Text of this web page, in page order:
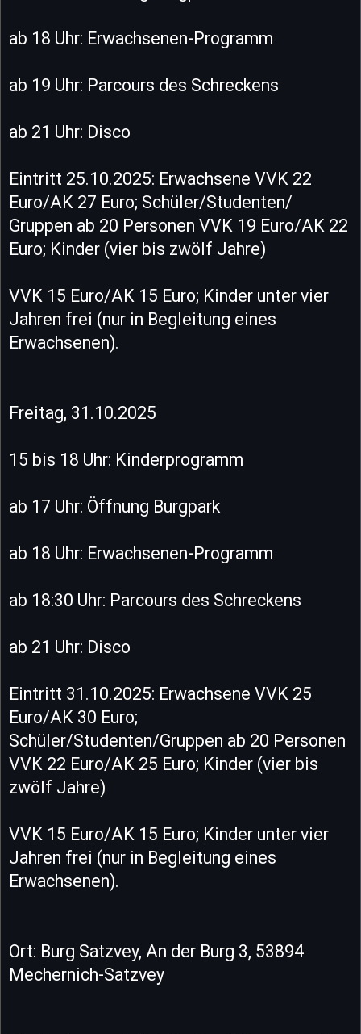
ab 18 Uhr: Erwachsenen-Programm
ab 19 Uhr: Parcours des Schreckens
ab 21 Uhr: Disco
Eintritt 25.10.2025: Erwachsene VVK 22
Euro/AK 27 Euro; Schüler/Studenten/
Gruppen ab 20 Personen VVK 19 Euro/AK 22
Euro; Kinder (vier bis zwölf Jahre)
VVK 15 Euro/AK 15 Euro; Kinder unter vier
Jahren frei (nur in Begleitung eines
Erwachsenen).
Freitag, 31.10.2025
15 bis 18 Uhr: Kinderprogramm
ab 17 Uhr: Öffnung Burgpark
ab 18 Uhr: Erwachsenen-Programm
ab 18:30 Uhr: Parcours des Schreckens
ab 21 Uhr: Disco
Eintritt 31.10.2025: Erwachsene VVK 25
Euro/AK 30 Euro;
Schüler/Studenten/Gruppen ab 20 Personen
VVK 22 Euro/AK 25 Euro; Kinder (vier bis
zwölf Jahre)
VVK 15 Euro/AK 15 Euro; Kinder unter vier
Jahren frei (nur in Begleitung eines
Erwachsenen).
Ort: Burg Satzvey, An der Burg 3, 53894
Mechernich-Satzvey